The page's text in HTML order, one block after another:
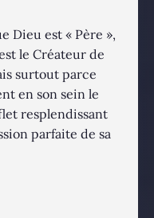
Dieu est « Père »,
le Créateur de
surtout parce
en son sein le
resplendissant
parfaite de sa